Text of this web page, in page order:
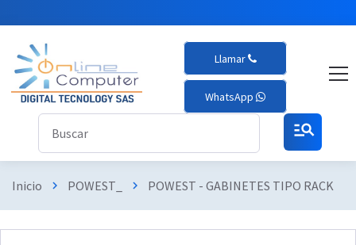
Llamar
WhatsApp
manage_search
Inicio chevron_right POWEST_ chevron_right POWEST - GABINETES TIPO RACK